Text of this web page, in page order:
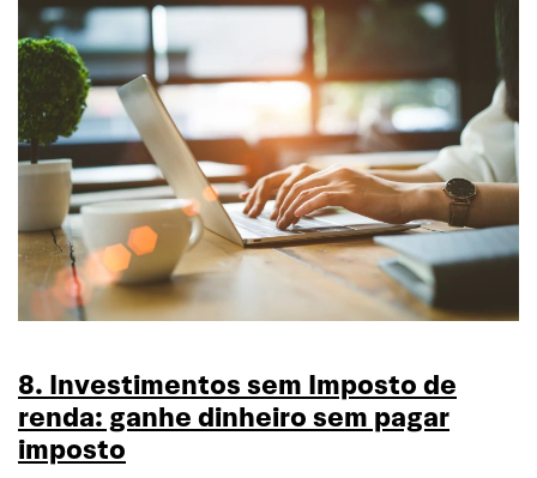
8. Investimentos sem Imposto de
renda: ganhe dinheiro sem pagar
imposto